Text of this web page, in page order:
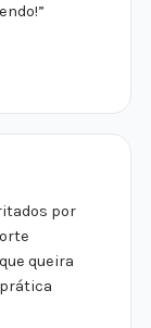
por
queira